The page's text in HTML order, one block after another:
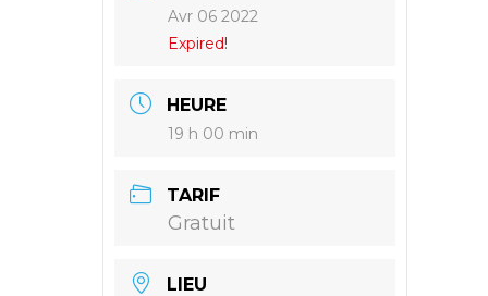
Avr 06 2022
Expired!
HEURE
19 h 00 min
TARIF
Gratuit
LIEU